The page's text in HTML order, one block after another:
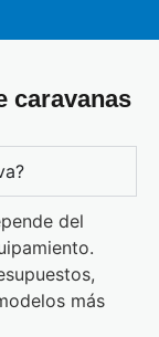
caravanas
del
más